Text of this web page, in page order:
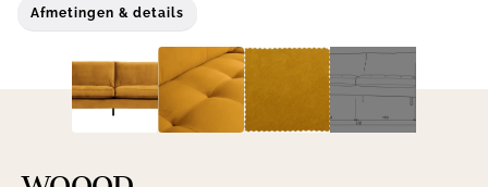
Afmetingen & details